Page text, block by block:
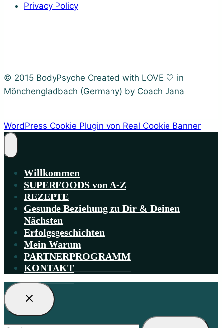
Privacy Policy
© 2015 BodyPsyche Created with LOVE 🤍 in
Mönchengladbach (Germany) by Coach Jana
WordPress Cookie Plugin von Real Cookie Banner
Willkommen
SUPERFOODS von A-Z
REZEPTE
Gesunde Beziehung zu Dir & Deinen
Nächsten
Erfolgsgeschichten
Mein Warum
PARTNERPROGRAMM
KONTAKT
Suchen